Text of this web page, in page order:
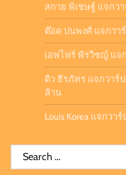
สกาย พิเชษฐ์ แจกวา
ต๊อด ปนพงศ์ แจกวา
เอฟโฟร์ พีรวิชญ์ แจ
ดิว ธีรภัทร แจกวาร์
ล้าน
Louis Korea แจกวา
Search
for: